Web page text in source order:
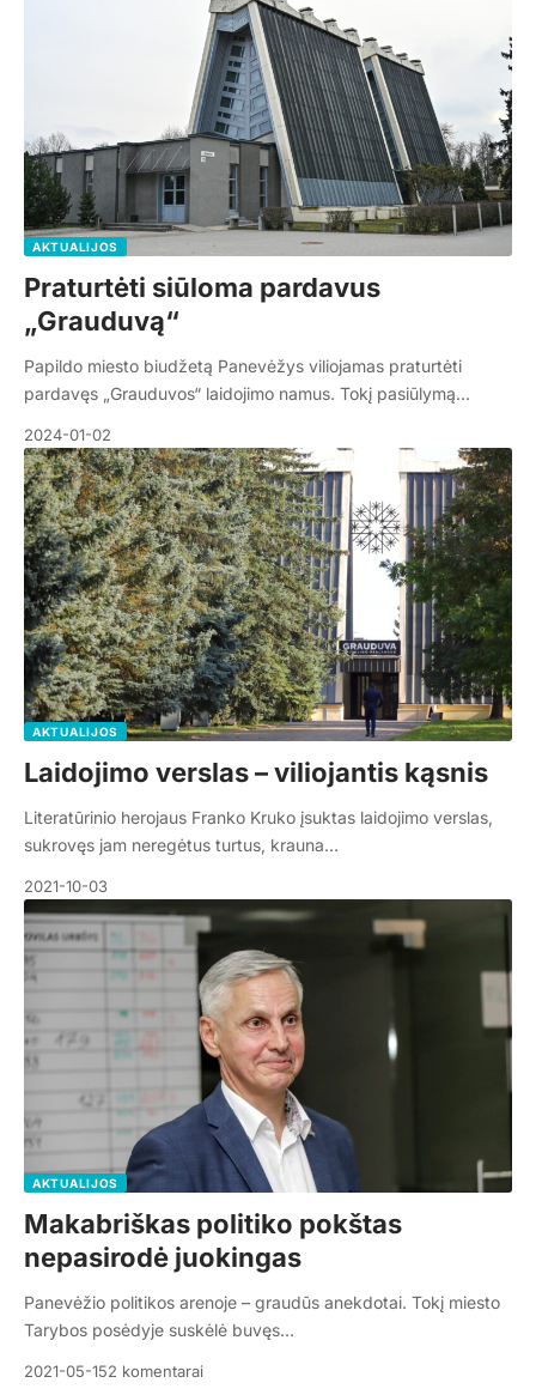
AKTUALIJOS
Praturtėti siūloma pardavus
„Grauduvą“
Papildo miesto biudžetą Panevėžys viliojamas praturtėti
pardavęs „Grauduvos“ laidojimo namus. Tokį pasiūlymą…
2024-01-02
AKTUALIJOS
Laidojimo verslas – viliojantis kąsnis
Literatūrinio herojaus Franko Kruko įsuktas laidojimo verslas,
sukrovęs jam neregėtus turtus, krauna…
2021-10-03
AKTUALIJOS
Makabriškas politiko pokštas
nepasirodė juokingas
Panevėžio politikos arenoje – graudūs anekdotai. Tokį miesto
Tarybos posėdyje suskėlė buvęs…
2021-05-152 komentarai